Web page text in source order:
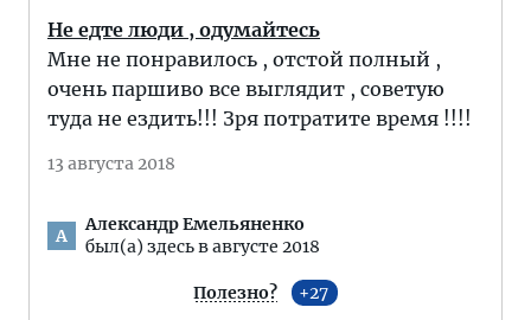
Не едте люди , одумайтесь
Мне не понравилось , отстой полный ,
очень паршиво все выглядит , советую
туда не ездить!!! Зря потратите время !!!!
13 августа 2018
А
Александр Емельяненко
был(а) здесь в августе 2018
Полезно? 27